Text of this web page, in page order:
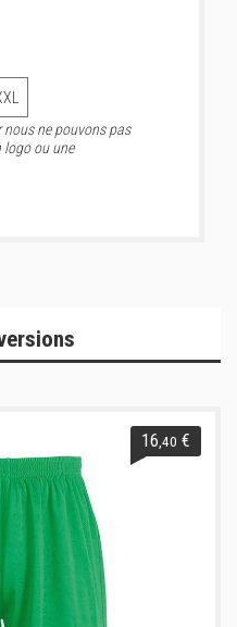
ne pouvons pas
logo ou une
16 ,40 €